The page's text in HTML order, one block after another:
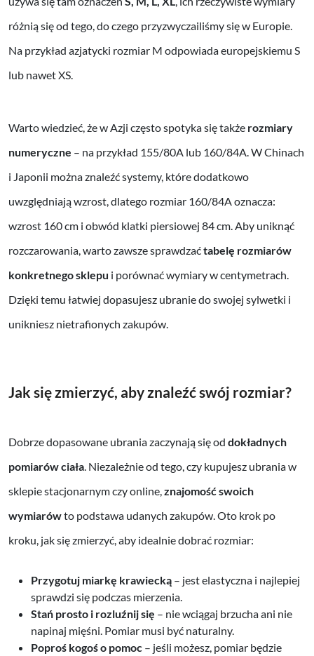
różnią się od tego, do czego przyzwyczailiśmy się w Europie.
Na przykład azjatycki rozmiar M odpowiada europejskiemu S
lub nawet XS.
Warto wiedzieć, że w Azji często spotyka się także rozmiary
numeryczne – na przykład 155/80A lub 160/84A. W Chinach
i Japonii można znaleźć systemy, które dodatkowo
uwzględniają wzrost, dlatego rozmiar 160/84A oznacza:
wzrost 160 cm i obwód klatki piersiowej 84 cm. Aby uniknąć
rozczarowania, warto zawsze sprawdzaćtabelę rozmiarów
konkretnego sklepu i porównać wymiary w centymetrach.
Dzięki temu łatwiej dopasujesz ubranie do swojej sylwetki i
unikniesz nietrafionych zakupów.
Jak się zmierzyć, aby znaleźć swój rozmiar?
Dobrze dopasowane ubrania zaczynają się od dokładnych
pomiarów ciała. Niezależnie od tego, czy kupujesz ubrania w
sklepie stacjonarnym czy online,znajomość swoich
wymiarówto podstawa udanych zakupów. Oto krok po
kroku, jak się zmierzyć, aby idealnie dobrać rozmiar:
Przygotuj miarkę krawiecką – jest elastyczna i najlepiej
sprawdzi się podczas mierzenia.
Stań prosto i rozluźnij się – nie wciągaj brzucha ani nie
napinaj mięśni. Pomiar musi być naturalny.
Poproś kogoś o pomoc – jeśli możesz, pomiar będzie